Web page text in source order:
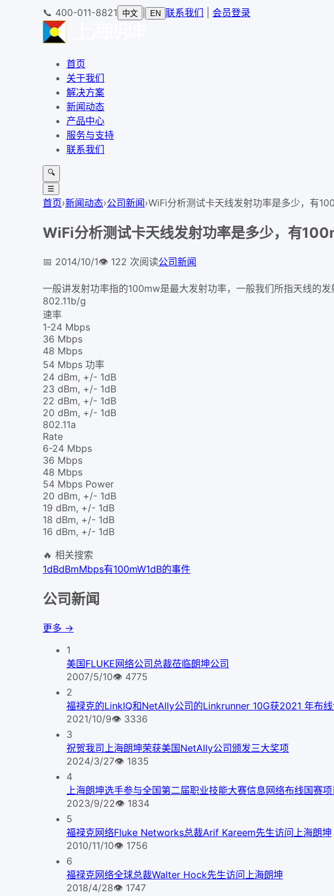
📞 400-011-8821 中文 EN 联系我们 会员登录
首页
关于我们
解决方案
新闻动态
产品中心
服务与支持
联系我们
🔍
☰
首页›新闻动态›公司新闻›WiFi分析测试卡天线发射功率是多少，有
WiFi分析测试卡天线发射功率是多少，有
📅 2014/10/1👁️ 122 次阅读公司新闻
一般讲发射功率指的100mw是最大发射功率，一般我们所指天线的发
802.11b/g
速率
1-24 Mbps
36 Mbps
48 Mbps
54 Mbps 功率
24 dBm, +/- 1dB
23 dBm, +/- 1dB
22 dBm, +/- 1dB
20 dBm, +/- 1dB
802.11a
Rate
6-24 Mbps
36 Mbps
48 Mbps
54 Mbps Power
20 dBm, +/- 1dB
19 dBm, +/- 1dB
18 dBm, +/- 1dB
16 dBm, +/- 1dB
🔥 相关搜索
1dBdBmMbps有100mW1dB的事件
公司新闻
更多 →
1
美国FLUKE网络公司总裁莅临朗坤公司
2007/5/10👁 4775
2
福禄克的LinkIQ和NetAlly公司的Linkrunner 10G获2021 年布
2021/10/9👁 3336
3
祝贺我司上海朗坤荣获美国NetAlly公司颁发三大奖项
2024/3/27👁 1835
4
上海朗坤选手参与全国第二届职业技能大赛信息网络布线国赛
2023/9/22👁 1834
5
福禄克网络Fluke Networks总裁Arif Kareem先生访问上海朗坤
2010/11/10👁 1756
6
福禄克网络全球总裁Walter Hock先生访问上海朗坤
2018/4/28👁 1747